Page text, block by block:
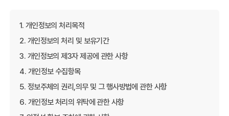
1. 개인정보의 처리목적
2. 개인정보의 처리 및 보유기간
3. 개인정보의 제3자 제공에 관한 사항
4. 개인정보 수집항목
5. 정보주체의 권리,의무 및 그 행사방법에 관한 사항
6. 개인정보 처리의 위탁에 관한 사항